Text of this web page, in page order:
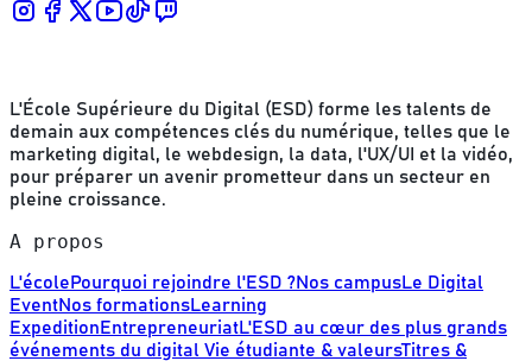
L'École Supérieure du Digital (ESD) forme les talents de
demain aux compétences clés du numérique, telles que le
marketing digital, le webdesign, la data, l'UX/UI et la vidéo,
pour préparer un avenir prometteur dans un secteur en
pleine croissance.
A propos
L'école Pourquoi rejoindre l'ESD ?Nos campusLe Digital
EventNos formationsLearning
Expedition EntrepreneuriatL'ESD au cœur des plus grands
événements du digital Vie étudiante & valeursTitres &